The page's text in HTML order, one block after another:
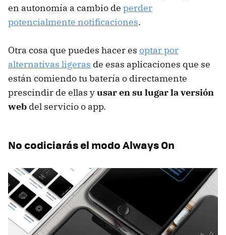
en autonomía a cambio de perder
potencialmente notificaciones.
Otra cosa que puedes hacer es optar por
alternativas ligeras de esas aplicaciones que se
están comiendo tu batería o directamente
prescindir de ellas yusar en su lugar la versión
web del servicio o app.
No codiciarás el modo Always On